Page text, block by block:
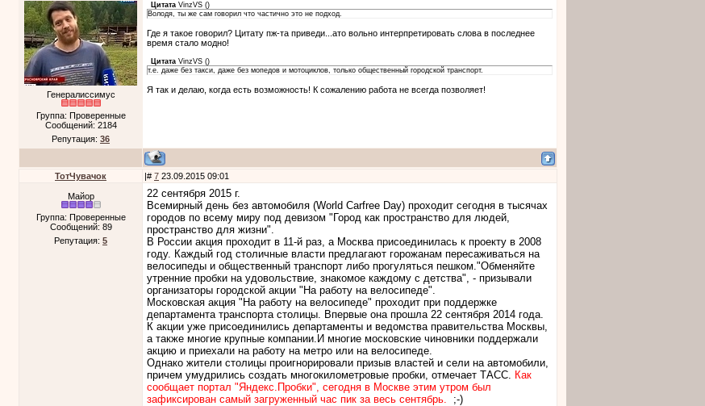
Генералиссимус
Группа: Проверенные
Сообщений: 2184
Репутация: 36
Цитата VinzVS ()
Володя, ты же сам говорил что частично это не подход.
Где я такое говорил? Цитату пж-та приведи...ато вольно интерпретировать слова в последнее
время стало модно!
Цитата VinzVS ()
т.е. даже без такси, даже без мопедов и мотоциклов, только общественный городской транспорт.
Я так и делаю, когда есть возможность! К сожалению работа не всегда позволяет!
ТотЧувачок |# 7 23.09.2015 09:01
Майор
Группа: Проверенные
Сообщений: 89
Репутация: 5
22 сентября 2015 г.
Всемирный день без автомобиля (World Carfree Day) проходит сегодня в тысячах
городов по всему миру под девизом "Город как пространство для людей,
пространство для жизни".
В России акция проходит в 11-й раз, а Москва присоединилась к проекту в 2008
году. Каждый год столичные власти предлагают горожанам пересаживаться на
велосипеды и общественный транспорт либо прогуляться пешком."Обменяйте
утренние пробки на удовольствие, знакомое каждому с детства", - призывали
организаторы городской акции "На работу на велосипеде".
Московская акция "На работу на велосипеде" проходит при поддержке
департамента транспорта столицы. Впервые она прошла 22 сентября 2014 года.
К акции уже присоединились департаменты и ведомства правительства Москвы,
а также многие крупные компании. И многие московские чиновники поддержали
акцию и приехали на работу на метро или на велосипеде.
Однако жители столицы проигнорировали призыв властей и сели на автомобили,
причем умудрились создать многокилометровые пробки, отмечает ТАСС. Как
сообщает портал "Яндекс.Пробки", сегодня в Москве этим утром был
зафиксирован самый загруженный час пик за весь сентябрь. ;-)